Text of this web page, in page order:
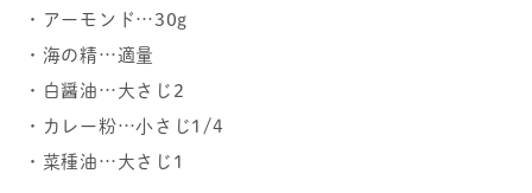
・アーモンド…30g
・海の精…適量
・白醤油…大さじ2
・カレー粉…小さじ1/4
・菜種油…大さじ1